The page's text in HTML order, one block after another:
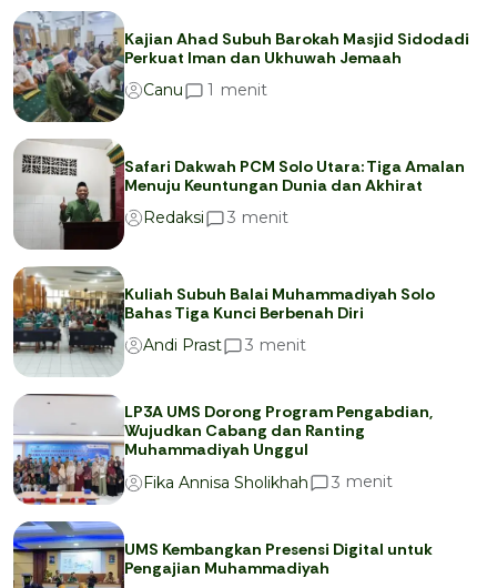
Kajian Ahad Subuh Barokah Masjid Sidodadi
Perkuat Iman dan Ukhuwah Jemaah
Canu
1 menit
Safari Dakwah PCM Solo Utara: Tiga Amalan
Menuju Keuntungan Dunia dan Akhirat
Redaksi
3 menit
Kuliah Subuh Balai Muhammadiyah Solo
Bahas Tiga Kunci Berbenah Diri
Andi Prast
3 menit
LP3A UMS Dorong Program Pengabdian,
Wujudkan Cabang dan Ranting
Muhammadiyah Unggul
Fika Annisa Sholikhah
3 menit
UMS Kembangkan Presensi Digital untuk
Pengajian Muhammadiyah